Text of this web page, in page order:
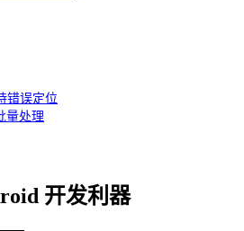
错误定位
量处理
开发利器